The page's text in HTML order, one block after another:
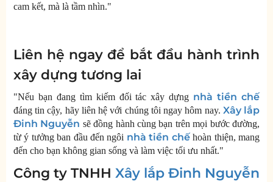
cam kết, mà là tầm nhìn."
Liên hệ ngay để bắt đầu hành trình
xây dựng tương lai
"Nếu bạn đang tìm kiếm đối tác xây dựng nhà tiền chế
đáng tin cậy, hãy liên hệ với chúng tôi ngay hôm nay. Xây lắp
Đinh Nguyễn sẽ đồng hành cùng bạn trên mọi bước đường,
từ ý tưởng ban đầu đến ngôi nhà tiền chếhoàn thiện, mang
đến cho bạn không gian sống và làm việc tối ưu nhất."
Công ty TNHH Xây lắp Đinh Nguyễn